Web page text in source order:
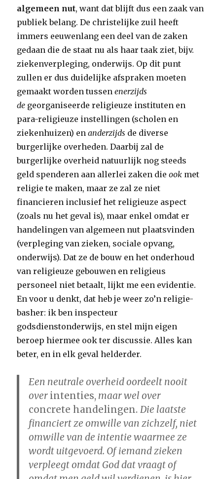
algemeen nut, want dat blijft dus een zaak van
publiek belang. De christelijke zuil heeft
immers eeuwenlang een deel van de zaken
gedaan die de staat nu als haar taak ziet, bijv.
ziekenverpleging, onderwijs. Op dit punt
zullen er dus duidelijke afspraken moeten
gemaakt worden tussenenerzijds
de georganiseerde religieuze instituten en
para-religieuze instellingen (scholen en
ziekenhuizen) enanderzijds de diverse
burgerlijke overheden. Daarbij zal de
burgerlijke overheid natuurlijk nog steeds
geld spenderen aan allerlei zaken dieook met
religie te maken, maar ze zal ze niet
financieren inclusief het religieuze aspect
(zoals nu het geval is), maar enkel omdat er
handelingen van algemeen nut plaatsvinden
(verpleging van zieken, sociale opvang,
onderwijs). Dat ze de bouw en het onderhoud
van religieuze gebouwen en religieus
personeel niet betaalt, lijkt me een evidentie.
En voor u denkt, dat heb je weer zo’n religie-
basher: ik ben inspecteur
godsdienstonderwijs, en stel mijn eigen
beroep hiermee ook ter discussie. Alles kan
beter, en in elk geval helderder.
Een neutrale overheid oordeelt nooit
over intenties, maar wel over
concrete handelingen. Die laatste
financiert ze omwille van zichzelf, niet
omwille van de intentie waarmee ze
wordt uitgevoerd. Of iemand zieken
verpleegt omdat God dat vraagt of